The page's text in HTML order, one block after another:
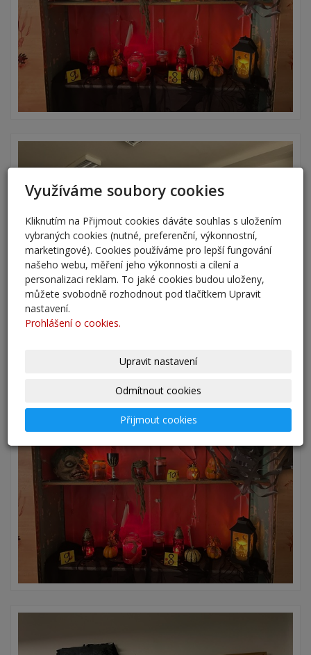
Využíváme soubory cookies
Kliknutím na Přijmout cookies dáváte souhlas s uložením
vybraných cookies (nutné, preferenční, výkonnostní,
marketingové). Cookies používáme pro lepší fungování
našeho webu, měření jeho výkonnosti a cílení a
personalizaci reklam. To jaké cookies budou uloženy,
můžete svobodně rozhodnout pod tlačítkem Upravit
nastavení.
Prohlášení o cookies.
Upravit nastavení
Odmítnout cookies
Přijmout cookies